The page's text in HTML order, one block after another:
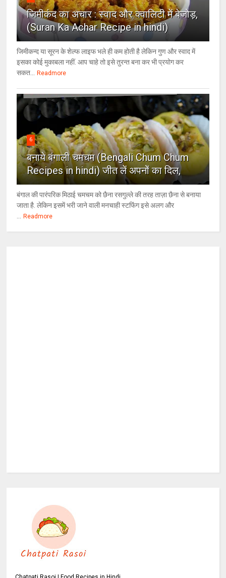
जिमीकंद का अचार : स्वाद और क्वालिटी में बेजोड़,
(Suran Ka Achar Recipe in hindi)
जिमीकन्द या सूरन के शेल्फ लाइफ भले ही कम होती है लेकिन गुण और स्वाद में
इसका कोई मुकाबला नहीं. आप चाहे तो इसे तुरन्त बना कर भी प्रयोग कर
सकत... Readmore
6
बनाये बंगाली चमचम (Bengali Chum Chum
Recipes in hindi) जीत लें अपनों का दिल,
बंगाल की पारंपरिक मिठाई चमचम को छैना रसगुल्ले की तरह ताज़ा छैना से बनाया
जाता है. लेकिन इसमें भरी जाने वाली मनचाही स्टफिंग इसे अलग और
... Readmore